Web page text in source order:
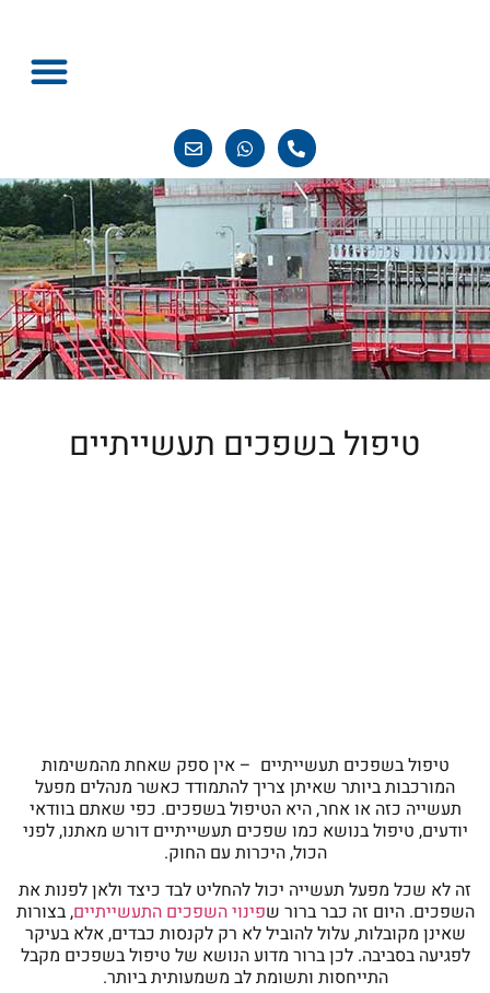
טיפול בשפכים תעשייתיים
טיפול בשפכים תעשייתיים – אין ספק שאחת מהמשימות
המורכבות ביותר שאיתן צריך להתמודד כאשר מנהלים מפעל
תעשייה כזה או אחר, היא הטיפול בשפכים. כפי שאתם בוודאי
יודעים, טיפול בנושא כמו שפכים תעשייתיים דורש מאתנו, לפני
הכול, היכרות עם החוק.
זה לא שכל מפעל תעשייה יכול להחליט לבד כיצד ולאן לפנות את
השפכים. היום זה כבר ברור שפינוי השפכים התעשייתיים, בצורות
שאינן מקובלות, עלול להוביל לא רק לקנסות כבדים, אלא בעיקר
לפגיעה בסביבה. לכן ברור מדוע הנושא של טיפול בשפכים מקבל
התייחסות ותשומת לב משמעותית ביותר.